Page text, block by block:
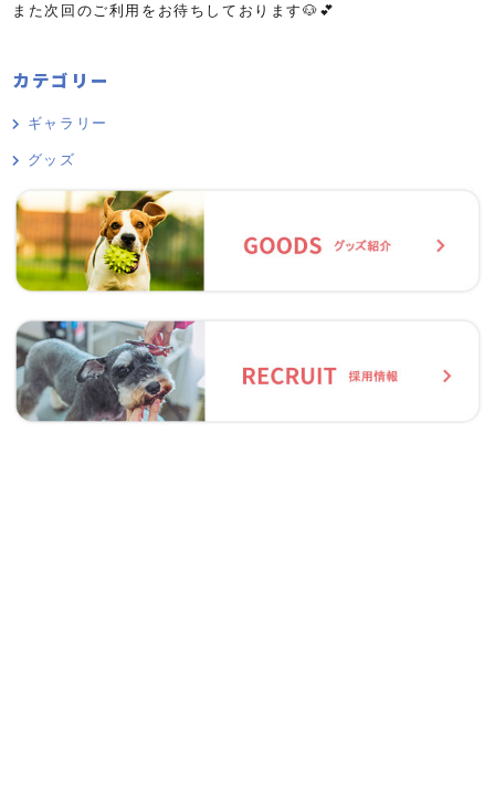
また次回のご利用をお待ちしております🐶💕
カテゴリー
ギャラリー
グッズ